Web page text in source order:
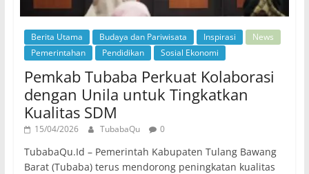
Berita Utama Budaya dan Pariwisata Inspirasi
News
Pemerintahan
Pendidikan Sosial Ekonomi
Pemkab Tubaba Perkuat Kolaborasi
dengan Unila untuk Tingkatkan
Kualitas SDM
15/04/2026 TubabaQu 0
TubabaQu.Id – Pemerintah Kabupaten Tulang Bawang
Barat (Tubaba) terus mendorong peningkatan kualitas